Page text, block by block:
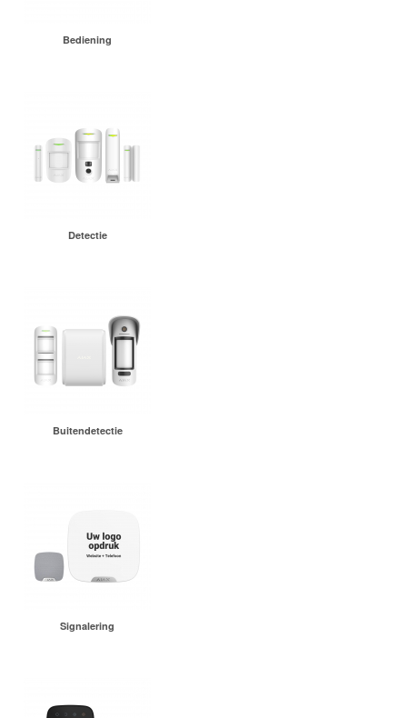
Bediening
Detectie
Buitendetectie
Signalering